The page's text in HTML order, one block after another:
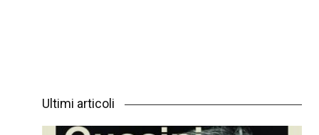
Ultimi articoli